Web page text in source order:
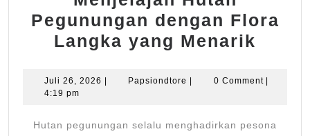
Pegunungan dengan Flora
Langka yang Menarik
Flora
Juli 26, 2026 Juli
| Papsiondtore Papsiondtore
| 0 Comment |
4:19 pm
Hutan pegunungan selalu menghadirkan pesona